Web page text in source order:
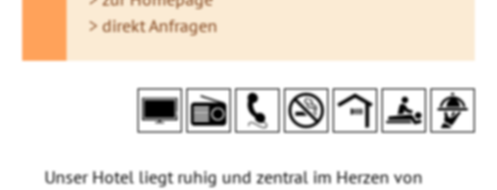
> direkt Anfragen
Unser Hotel liegt ruhig und zentral im Herzen von